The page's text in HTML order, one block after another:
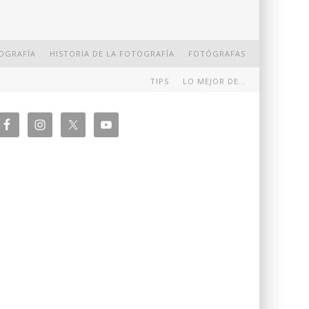
FOTÓGRAFAS
HISTORIA DE LA FOTOGRAFÍA
LO MEJOR DE…
TIPS